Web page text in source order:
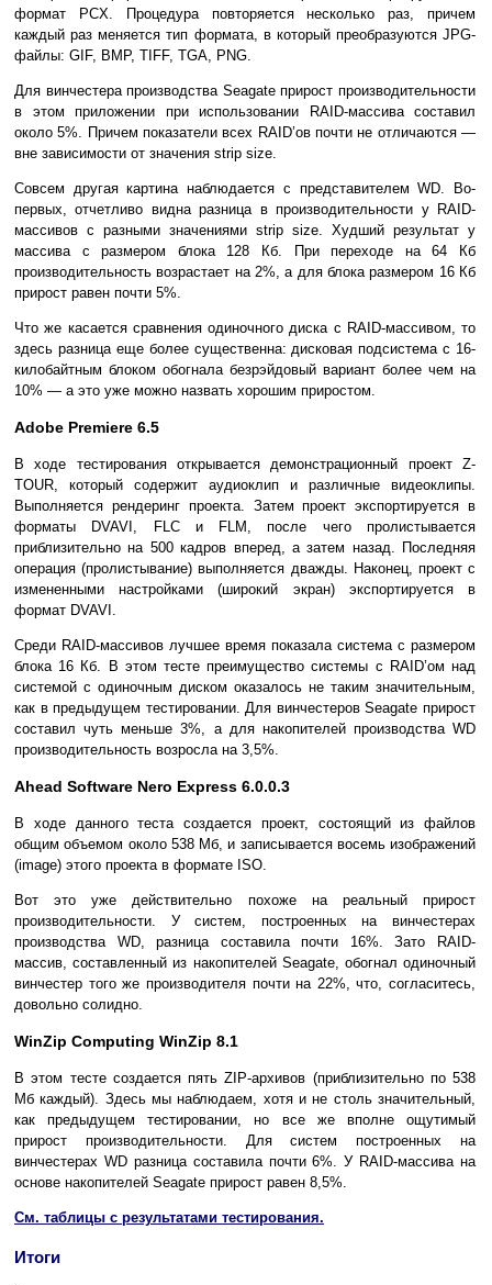
формат PCX. Процедура повторяется несколько раз, причем
каждый раз меняется тип формата, в который преобразуются JPG-
файлы: GIF, BMP, TIFF, TGA, PNG.
Для винчестера производства Seagate прирост производительности
в этом приложении при использовании RAID-массива составил
около 5%. Причем показатели всех RAID’ов почти не отличаются —
вне зависимости от значения strip size.
Совсем другая картина наблюдается с представителем WD. Во-
первых, отчетливо видна разница в производительности у RAID-
массивов с разными значениями strip size. Худший результат у
массива с размером блока 128 Кб. При переходе на 64 Кб
производительность возрастает на 2%, а для блока размером 16 Кб
прирост равен почти 5%.
Что же касается сравнения одиночного диска с RAID-массивом, то
здесь разница еще более существенна: дисковая подсистема с 16-
килобайтным блоком обогнала безрэйдовый вариант более чем на
10% — а это уже можно назвать хорошим приростом.
Adobe Premiere 6.5
В ходе тестирования открывается демонстрационный проект Z-
TOUR, который содержит аудиоклип и различные видеоклипы.
Выполняется рендеринг проекта. Затем проект экспортируется в
форматы DVAVI, FLC и FLM, после чего пролистывается
приблизительно на 500 кадров вперед, а затем назад. Последняя
операция (пролистывание) выполняется дважды. Наконец, проект с
измененными настройками (широкий экран) экспортируется в
формат DVAVI.
Среди RAID-массивов лучшее время показала система с размером
блока 16 Кб. В этом тесте преимущество системы с RAID’ом над
системой с одиночным диском оказалось не таким значительным,
как в предыдущем тестировании. Для винчестеров Seagate прирост
составил чуть меньше 3%, а для накопителей производства WD
производительность возросла на 3,5%.
Ahead Software Nero Express 6.0.0.3
В ходе данного теста создается проект, состоящий из файлов
общим объемом около 538 Мб, и записывается восемь изображений
(image) этого проекта в формате ISO.
Вот это уже действительно похоже на реальный прирост
производительности. У систем, построенных на винчестерах
производства WD, разница составила почти 16%. Зато RAID-
массив, составленный из накопителей Seagate, обогнал одиночный
винчестер того же производителя почти на 22%, что, согласитесь,
довольно солидно.
WinZip Computing WinZip 8.1
В этом тесте создается пять ZIP-архивов (приблизительно по 538
Мб каждый). Здесь мы наблюдаем, хотя и не столь значительный,
как предыдущем тестировании, но все же вполне ощутимый
прирост производительности. Для систем построенных на
винчестерах WD разница составила почти 6%. У RAID-массива на
основе накопителей Seagate прирост равен 8,5%.
См. таблицы с результатами тестирования.
Итоги